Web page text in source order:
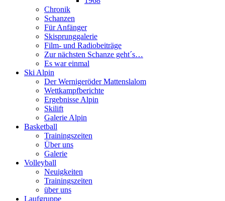
Chronik
Schanzen
Für Anfänger
Skisprunggalerie
Film- und Radiobeiträge
Zur nächsten Schanze geht´s…
Es war einmal
Ski Alpin
Der Wernigeröder Mattenslalom
Wettkampfberichte
Ergebnisse Alpin
Skilift
Galerie Alpin
Basketball
Trainingszeiten
Über uns
Galerie
Volleyball
Neuigkeiten
Trainingszeiten
über uns
Laufgruppe